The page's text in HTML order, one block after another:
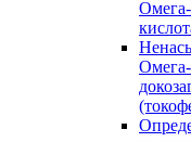
Омега-